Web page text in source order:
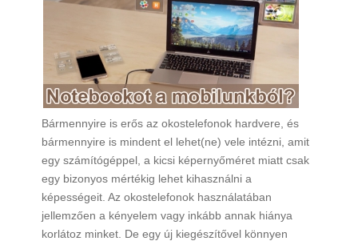
Bármennyire is erős az okostelefonok hardvere, és
bármennyire is mindent el lehet(ne) vele intézni, amit
egy számítógéppel, a kicsi képernyőméret miatt csak
egy bizonyos mértékig lehet kihasználni a
képességeit. Az okostelefonok használatában
jellemzően a kényelem vagy inkább annak hiánya
korlátoz minket. De egy új kiegészítővel könnyen